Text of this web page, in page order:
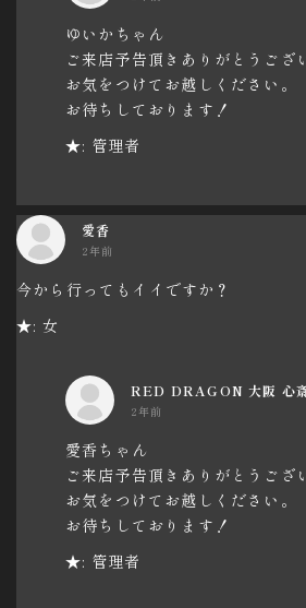
ゆいかちゃん
ご来店予告頂きありがとうござ
お気をつけてお越しください。
お待ちしております！
★: 管理者
愛香
2年前
今から行ってもイイですか？
★: 女
RED DRAGON 大阪 心
2年前
愛香ちゃん
ご来店予告頂きありがとうござ
お気をつけてお越しください。
お待ちしております！
★: 管理者